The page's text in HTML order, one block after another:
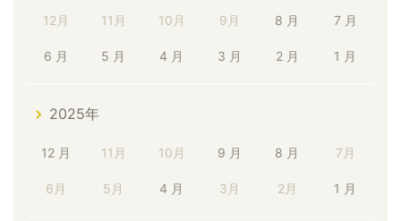
12月 11月 10月 9月 8 月 7 月
6 月 5 月 4 月 3 月 2 月 1 月
2025年
12 月 11月 10月 9 月 8 月 7月
6月 5月 4 月 3月 2月 1 月